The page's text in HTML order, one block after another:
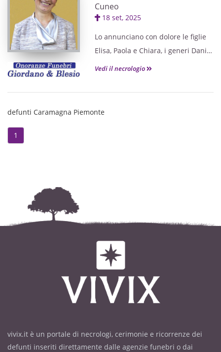
Cuneo
18 set, 2025
Lo annunciano con dolore le figlie
Elisa, Paola e Chiara, i generi Danilo
e Alessio , i nipoti Pietro, Matteo,
la sorella Maria Letizia, i cognati, le
Vedi il necrologio
defunti Caramagna Piemonte
1
vivix.it è un portale di necrologi, cerimonie e ricorrenze dei
defunti inseriti direttamente dalle agenzie funebri o dai